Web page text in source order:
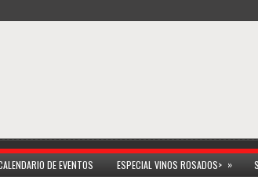
DE EVENTOS ESPECIAL VINOS ROSADOS> »